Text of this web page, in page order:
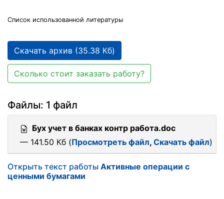
Список использованной литературы
Скачать архив (35.38 Кб)
Сколько стоит заказать работу?
Файлы: 1 файл
Бух учет в банках контр работа.doc
— 141.50 Кб (Просмотреть файл, Скачать файл)
Открыть текст работы Активные операции с
ценными бумагами